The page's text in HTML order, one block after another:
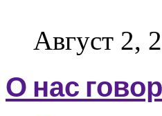
Август 2,
О нас